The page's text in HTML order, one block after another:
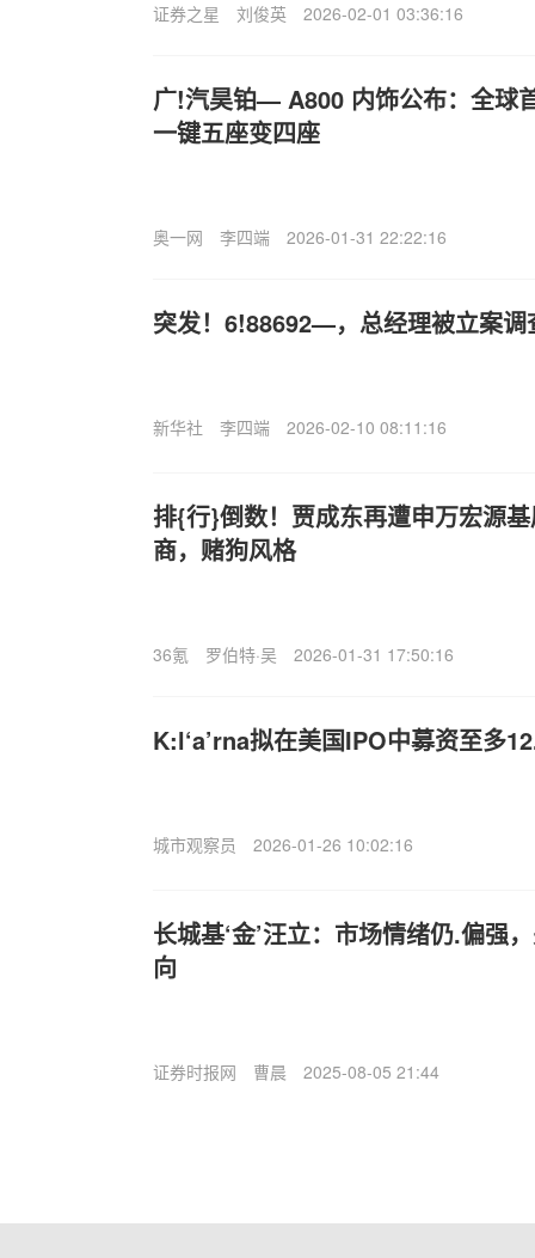
证券之星 刘俊英 2026-02-01 03:36:16
广!汽昊铂— A800 内饰公布：全球
一键五座变四座
奥一网 李四端 2026-01-31 22:22:16
突发！6!88692—，总经理被立案调
新华社 李四端 2026-02-10 08:11:16
排{行}倒数！贾成东再遭申万宏源
商，赌狗风格
36氪 罗伯特·吴 2026-01-31 17:50:16
K:l‘a’rna拟在美国IPO中募资至多
城市观察员 2026-01-26 10:02:16
长城基‘金’汪立：市场情绪仍.偏强
向
证券时报网 曹晨 2025-08-05 21:44